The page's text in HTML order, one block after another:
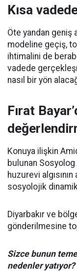
Kısa
Öte yandan geniş
modeline geçiş,
ihtimalini de
vadede
nasıl bir yön
Fırat
Konuya ilişkin
bulunan Sosyolog
huzurevi
sosyolojik
Diyarbakır ve
gönderilmesine
Sizce bunun
nedenler yatıyor?